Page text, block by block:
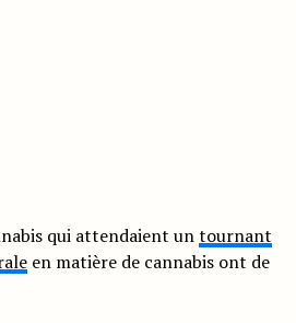
qui attendaient untournant
en matière de cannabis ont de